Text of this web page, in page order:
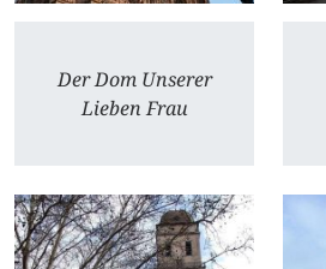
Der Dom Unserer
Lieben Frau